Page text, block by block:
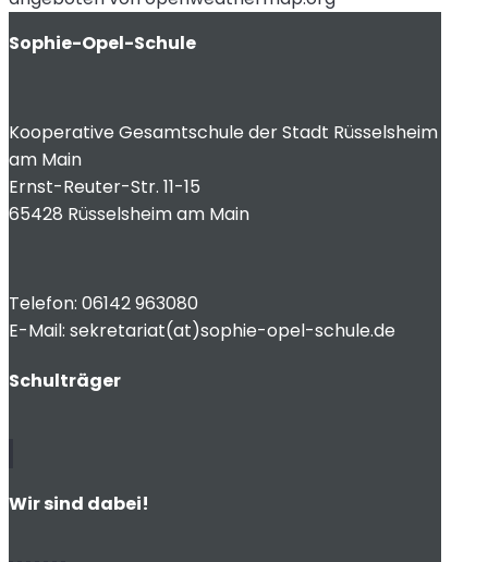
Sophie-Opel-Schule
Kooperative Gesamtschule der Stadt Rüsselsheim
am Main
Ernst-Reuter-Str. 11-15
65428 Rüsselsheim am Main
Telefon: 06142 963080
E-Mail: sekretariat(at)sophie-opel-schule.de
Schulträger
Wir sind dabei!